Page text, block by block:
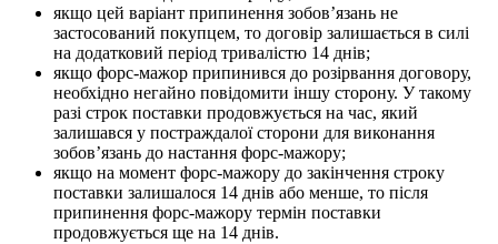
якщо цей варіант припинення зобов’язань не
застосований покупцем, то договір залишається в силі
на додатковий період тривалістю 14 днів;
якщо форс-мажор припинився до розірвання договору,
необхідно негайно повідомити іншу сторону. У такому
разі строк поставки продовжується на час, який
залишався у постраждалої сторони для виконання
зобов’язань до настання форс-мажору;
якщо на момент форс-мажору до закінчення строку
поставки залишалося 14 днів або менше, то після
припинення форс-мажору термін поставки
продовжується ще на 14 днів.